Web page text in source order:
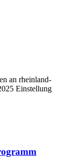
an rheinland-
Einstellung